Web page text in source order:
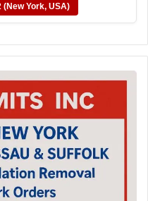
York, USA)